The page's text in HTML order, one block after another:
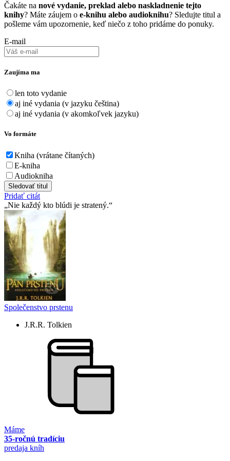
Čakáte na nové vydanie, preklad alebo naskladnenie tejto
knihy? Máte záujem o e-knihu alebo audioknihu? Sledujte titul a
pošleme vám upozornenie, keď niečo z toho pridáme do ponuky.
E-mail
Zaujíma ma
len toto vydanie
aj iné vydania (v jazyku čeština)
aj iné vydania (v akomkoľvek jazyku)
Vo formáte
Kniha (vrátane čítaných)
E-kniha
Audiokniha
Sledovať titul
Pridať citát
Nie každý kto blúdi je stratený.
Společenstvo prstenu
J.R.R. Tolkien
Máme
35-ročnú tradíciu
predaja kníh